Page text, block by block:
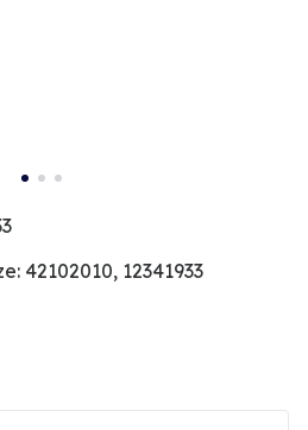
42102010, 12341933